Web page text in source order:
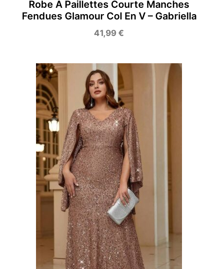
Robe À Paillettes Courte Manches
Fendues Glamour Col En V – Gabriella
41,99€